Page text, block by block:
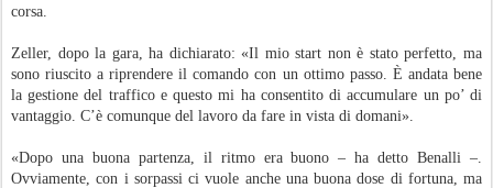
corsa.
Zeller, dopo la gara, ha dichiarato: «Il mio start non è stato perfetto, ma
sono riuscito a riprendere il comando con un ottimo passo. È andata bene
la gestione del traffico e questo mi ha consentito di accumulare un po’ di
vantaggio. C’è comunque del lavoro da fare in vista di domani».
«Dopo una buona partenza, il ritmo era buono – ha detto Benalli –.
Ovviamente, con i sorpassi ci vuole anche una buona dose di fortuna, ma